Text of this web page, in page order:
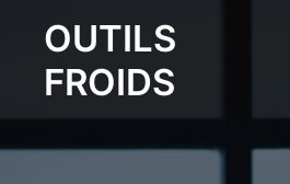
OUTILS
FROIDS